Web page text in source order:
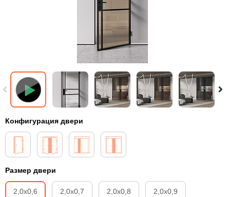
Конфигурация двери
Размер двери
2,0х0,6 2,0х0,7 2,0х0,8 2,0х0,9